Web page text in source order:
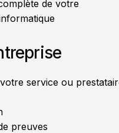
de votre
service ou
preuves